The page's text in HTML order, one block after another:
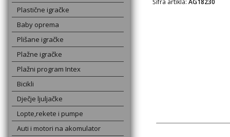
Plastične igračke
Baby oprema
Plišane igračke
Plažne igračke
Plažni program Intex
Bicikli
Dječje ljuljačke
Lopte,rekete i pumpe
Auti i motori na akomulator
Šifra artikla: AG18230